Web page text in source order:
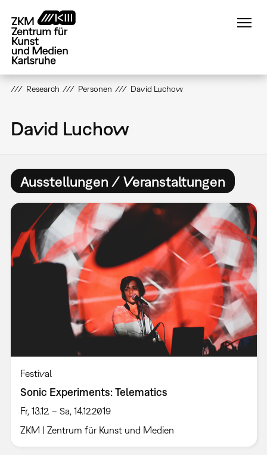
zum
Inhalt
Research Personen David Luchow
David Luchow
Ausstellungen / Veranstaltungen
Festival
Sonic Experiments: Telematics
Fr, 13.12. – Sa, 14.12.2019
ZKM | Zentrum für Kunst und Medien